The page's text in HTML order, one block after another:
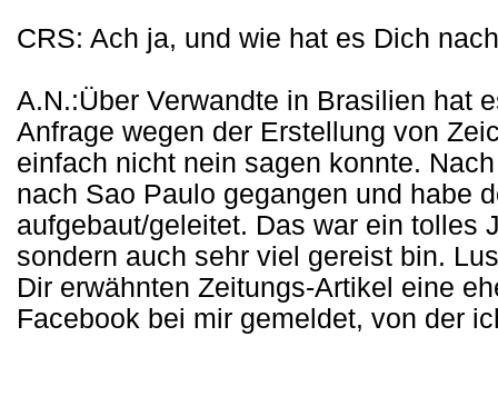
CRS: Ach ja, und wie hat es Dich
A.N.:Über Verwandte in Brasilien hat
Anfrage wegen der Erstellung von
einfach nicht nein sagen konnte.
nach Sao Paulo gegangen und habe
aufgebaut/geleitet. Das war ein tolles
sondern auch sehr viel gereist bin.
Dir erwähnten Zeitungs-Artikel eine
Facebook bei mir gemeldet, von der